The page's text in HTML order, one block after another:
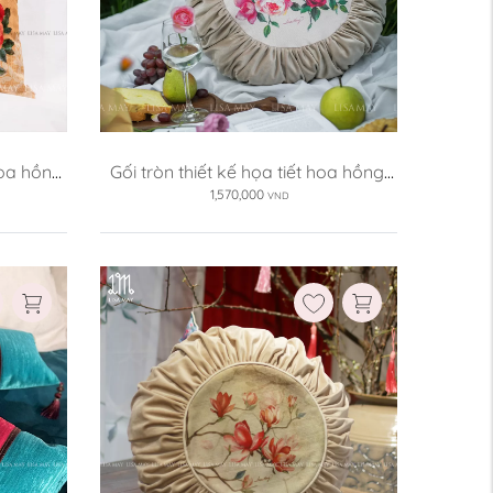
hồng
Gối tròn thiết kế họa tiết hoa hồng
(DG-HH06b)
1,570,000 VND
Ruột gối:
Không kèm ruột
Có kèm ruột
Xóa